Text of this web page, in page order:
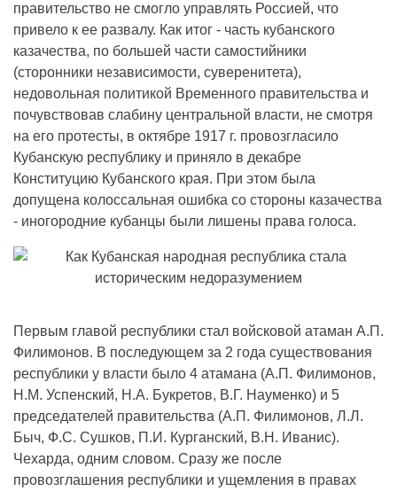
правительство не смогло управлять Россией, что
привело к ее развалу. Как итог - часть кубанского
казачества, по большей части самостийники
(сторонники независимости, суверенитета),
недовольная политикой Временного правительства и
почувствовав слабину центральной власти, не смотря
на его протесты, в октябре 1917 г. провозгласило
Кубанскую республику и приняло в декабре
Конституцию Кубанского края. При этом была
допущена колоссальная ошибка со стороны казачества
- иногородние кубанцы были лишены права голоса.
Первым главой республики стал войсковой атаман А.П.
Филимонов. В последующем за 2 года существования
республики у власти было 4 атамана (А.П. Филимонов,
Н.М. Успенский, Н.А. Букретов, В.Г. Науменко) и 5
председателей правительства (А.П. Филимонов, Л.Л.
Быч, Ф.С. Сушков, П.И. Курганский, В.Н. Иванис).
Чехарда, одним словом. Сразу же после
провозглашения республики и ущемления в правах